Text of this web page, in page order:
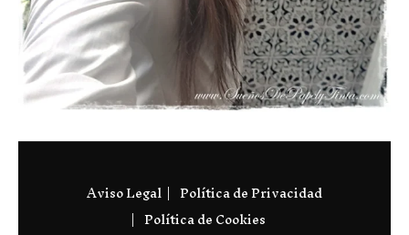
Aviso Legal
Política de Privacidad
Política de Cookies